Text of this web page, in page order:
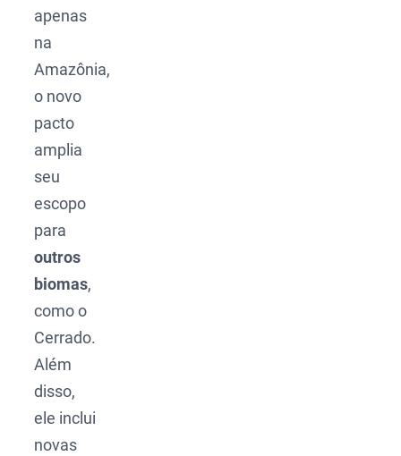
apenas
na
Amazônia,
o novo
pacto
amplia
seu
escopo
para
outros
biomas,
como o
Cerrado.
Além
disso,
ele inclui
novas